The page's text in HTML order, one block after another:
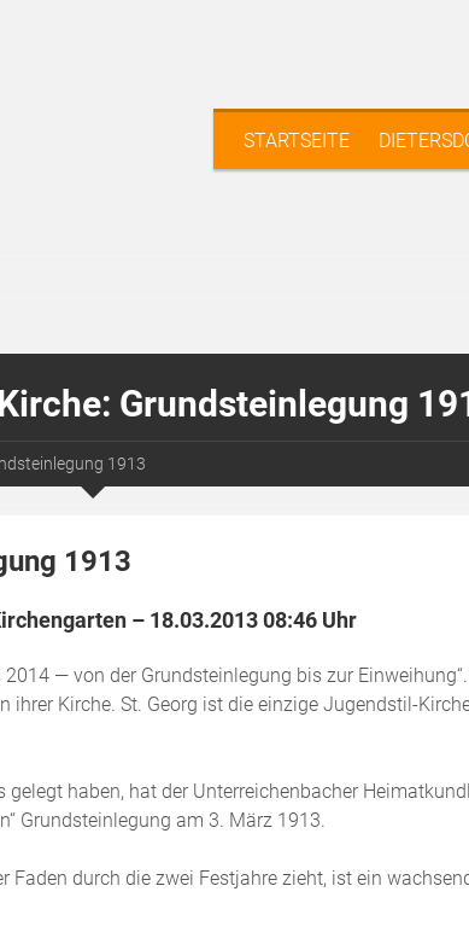
STARTSEITE
Grundsteinlegung
1913
1913
– 18.03.2013 08:46 Uhr
2014 — von der Grundsteinlegung bis zur
ihrer Kirche. St. Georg ist die einzige Jugendstil-
haben, hat der Unterreichenbacher
Grundsteinlegung am 3. März 1913.
Faden durch die zwei Festjahre zieht, ist ein